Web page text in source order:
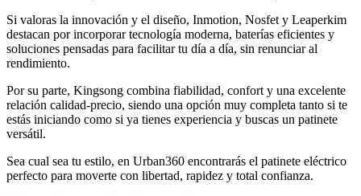
Si valoras la innovación y el diseño, Inmotion, Nosfet y Leaperkim
destacan por incorporar tecnología moderna, baterías eficientes y
soluciones pensadas para facilitar tu día a día, sin renunciar al
rendimiento.
Por su parte, Kingsong combina fiabilidad, confort y una excelente
relación calidad-precio, siendo una opción muy completa tanto si te
estás iniciando como si ya tienes experiencia y buscas un patinete
versátil.
Sea cual sea tu estilo, en Urban360 encontrarás el patinete eléctrico
perfecto para moverte con libertad, rapidez y total confianza.